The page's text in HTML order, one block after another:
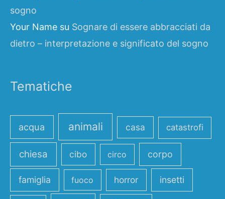
sogno
Your Name su Sognare di essere abbracciati da
dietro – interpretazione e significato del sogno
Tematiche
acqua animali casa catastrofi
chiesa cibo circo corpo
famiglia fuoco horror insetti